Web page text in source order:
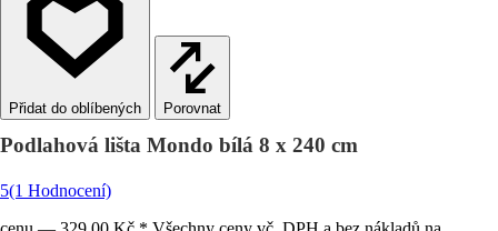
Porovnat
Podlahová lišta Mondo bílá 8 x 240 cm
5(1 Hodnocení)